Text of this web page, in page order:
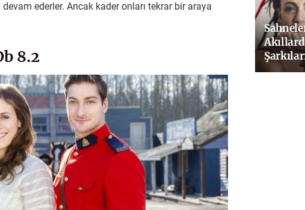
devam ederler. Ancak kader onları tekrar bir araya
8.2